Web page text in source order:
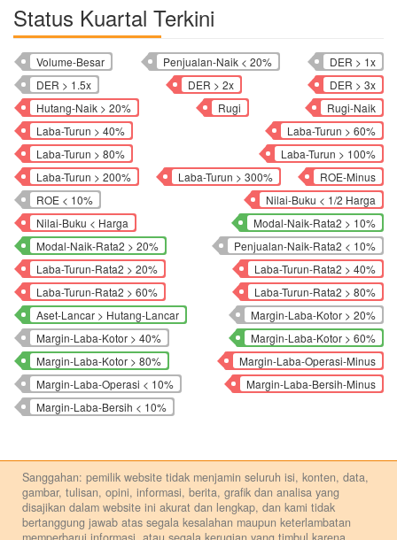
Status Kuartal Terkini
Volume-Besar Penjualan-Naik < 20%
DER > 1x
DER > 1.5x
DER > 2x
DER > 3x
Hutang-Naik > 20%
Rugi
Rugi-Naik
Laba-Turun > 40%
Laba-Turun > 60%
Laba-Turun > 80%
Laba-Turun > 100%
Laba-Turun > 200%
Laba-Turun > 300%
ROE-Minus
ROE < 10%
Nilai-Buku < 1/2 Harga
Nilai-Buku < Harga
Modal-Naik-Rata2 > 10%
Modal-Naik-Rata2 > 20%
Penjualan-Naik-Rata2 < 10%
Laba-Turun-Rata2 > 20%
Laba-Turun-Rata2 > 40%
Laba-Turun-Rata2 > 60%
Laba-Turun-Rata2 > 80%
Aset-Lancar > Hutang-Lancar
Margin-Laba-Kotor > 20%
Margin-Laba-Kotor > 40%
Margin-Laba-Kotor > 60%
Margin-Laba-Kotor > 80%
Margin-Laba-Operasi-Minus
Margin-Laba-Operasi < 10%
Margin-Laba-Bersih-Minus
Margin-Laba-Bersih < 10%
Sanggahan: pemilik website tidak menjamin seluruh isi, konten, data,
gambar, tulisan, opini, informasi, berita, grafik dan analisa yang
disajikan dalam website ini akurat dan lengkap, dan kami tidak
bertanggung jawab atas segala kesalahan maupun keterlambatan